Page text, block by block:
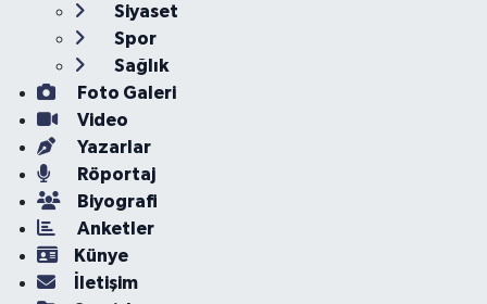
Siyaset
Spor
Sağlık
Foto Galeri
Video
Yazarlar
Röportaj
Biyografi
Anketler
Künye
İletişim